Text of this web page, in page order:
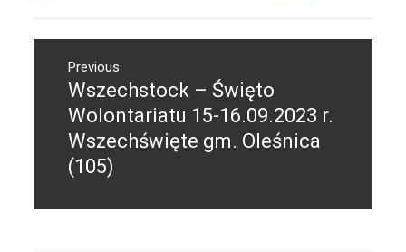
wpisuPrevious
Previous
post:
Wszechstock – Święto
Wolontariatu 15-16.09.2023 r.
Wszechświęte gm. Oleśnica
(105)